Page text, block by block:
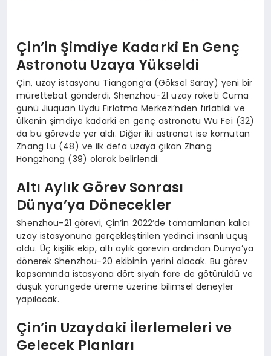
Çin’in Şimdiye Kadarki En Genç
Astronotu Uzaya Yükseldi
Çin, uzay istasyonu Tiangong’a (Göksel Saray) yeni bir
mürettebat gönderdi. Shenzhou-21 uzay roketi Cuma
günü Jiuquan Uydu Fırlatma Merkezi’nden fırlatıldı ve
ülkenin şimdiye kadarki en genç astronotu Wu Fei (32)
da bu görevde yer aldı. Diğer iki astronot ise komutan
Zhang Lu (48) ve ilk defa uzaya çıkan Zhang
Hongzhang (39) olarak belirlendi.
Altı Aylık Görev Sonrası
Dünya’ya Dönecekler
Shenzhou-21 görevi, Çin’in 2022’de tamamlanan kalıcı
uzay istasyonuna gerçekleştirilen yedinci insanlı uçuş
oldu. Üç kişilik ekip, altı aylık görevin ardından Dünya’ya
dönerek Shenzhou-20 ekibinin yerini alacak. Bu görev
kapsamında istasyona dört siyah fare de götürüldü ve
düşük yörüngede üreme üzerine bilimsel deneyler
yapılacak.
Çin’in Uzaydaki İlerlemeleri ve
Gelecek Planları